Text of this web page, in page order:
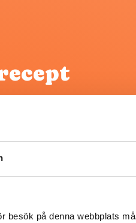
besök på denna webbplats